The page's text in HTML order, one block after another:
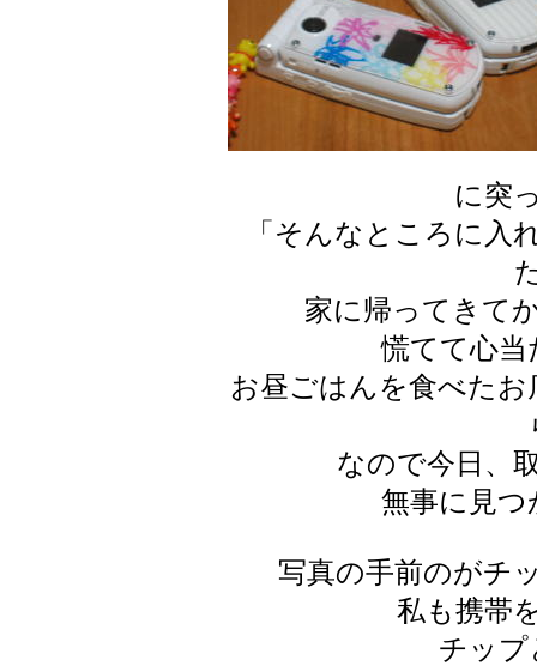
に突
「そんなところに入
家に帰ってきて
慌てて心
お昼ごはんを食べた
なので今日、
無事に見
写真の手前のがチ
私も携帯
チップ